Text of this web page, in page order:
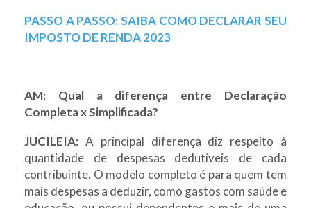
PASSO A PASSO: SAIBA COMO DECLARAR SEU
IMPOSTO DE RENDA 2023
AM: Qual a diferença entre Declaração
Completa x Simplificada?
JUCILEIA: A principal diferença diz respeito à
quantidade de despesas dedutíveis de cada
contribuinte. O modelo completo é para quem tem
mais despesas a deduzir, como gastos com saúde e